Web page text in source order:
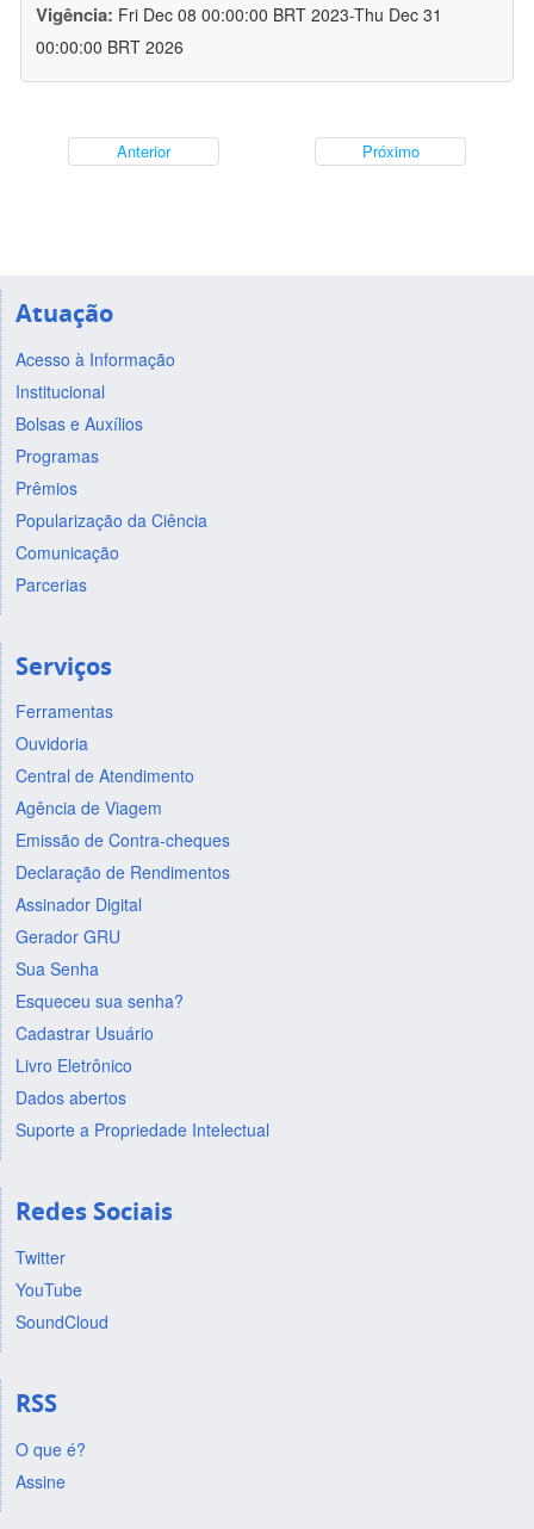
Vigência: Fri Dec 08 00:00:00 BRT 2023-Thu Dec 31
00:00:00 BRT 2026
Anterior Próximo
Atuação
Acesso à Informação
Institucional
Bolsas e Auxílios
Programas
Prêmios
Popularização da Ciência
Comunicação
Parcerias
Serviços
Ferramentas
Ouvidoria
Central de Atendimento
Agência de Viagem
Emissão de Contra-cheques
Declaração de Rendimentos
Assinador Digital
Gerador GRU
Sua Senha
Esqueceu sua senha?
Cadastrar Usuário
Livro Eletrônico
Dados abertos
Suporte a Propriedade Intelectual
Redes Sociais
Twitter
YouTube
SoundCloud
RSS
O que é?
Assine